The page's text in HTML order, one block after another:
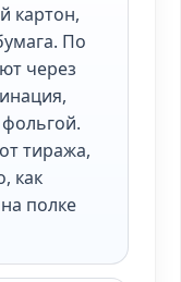
картон,
По
через
тиража,
как
полке